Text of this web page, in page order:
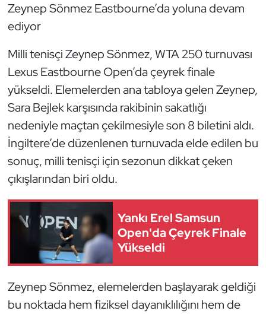
Zeynep Sönmez Eastbourne’da yoluna devam
ediyor
Milli tenisçi Zeynep Sönmez, WTA 250 turnuvası
Lexus Eastbourne Open’da çeyrek finale
yükseldi. Elemelerden ana tabloya gelen Zeynep,
Sara Bejlek karşısında rakibinin sakatlığı
nedeniyle maçtan çekilmesiyle son 8 biletini aldı.
İngiltere’de düzenlenen turnuvada elde edilen bu
sonuç, milli tenisçi için sezonun dikkat çeken
çıkışlarından biri oldu.
Yankı Erel Samsun
Open'da Çeyrek Finale
Yükseldi
Zeynep Sönmez, elemelerden başlayarak geldiği
bu noktada hem fiziksel dayanıklılığını hem de
Dövüş Sanatı
E-Spor
Eskrim
Futbol
Futsal
Genel
Golf
Güreş
Halter
Hava Sporları